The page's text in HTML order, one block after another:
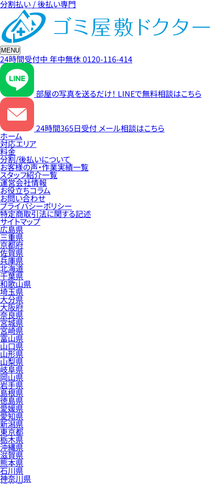
分割払い / 後払い専門
MENU
24時間受付中 年中無休0120-116-414
部屋の写真を送るだけ！ LINEで無料相談はこちら
24時間365日受付 メール相談はこちら
ホーム
対応エリア
料金
分割/後払いについて
お客様の声・作業実績一覧
スタッフ紹介一覧
運営会社情報
お役立ちコラム
お問い合わせ
プライバシーポリシー
特定商取引法に関する記述
サイトマップ
広島県
三重県
京都府
佐賀県
兵庫県
北海道
千葉県
和歌山県
埼玉県
大分県
大阪府
奈良県
宮城県
宮崎県
富山県
山口県
山形県
山梨県
岐阜県
岡山県
岩手県
島根県
徳島県
愛媛県
愛知県
新潟県
東京都
栃木県
沖縄県
滋賀県
熊本県
石川県
神奈川県